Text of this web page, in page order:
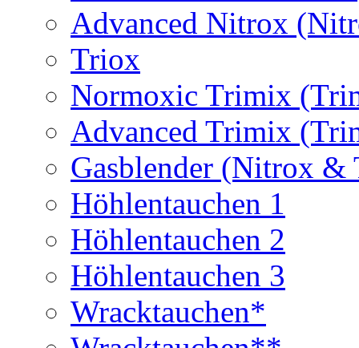
Advanced Nitrox
Triox
Normoxic Trimix
Advanced Trimix
Gasblender (Nitrox
Höhlentauchen 1
Höhlentauchen 2
Höhlentauchen 3
Wracktauchen*